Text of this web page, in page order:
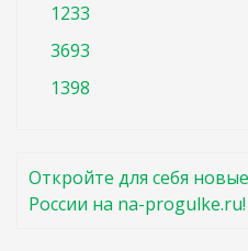
1233
3693
1398
Откройте для себя
России на na-progulke.ru!